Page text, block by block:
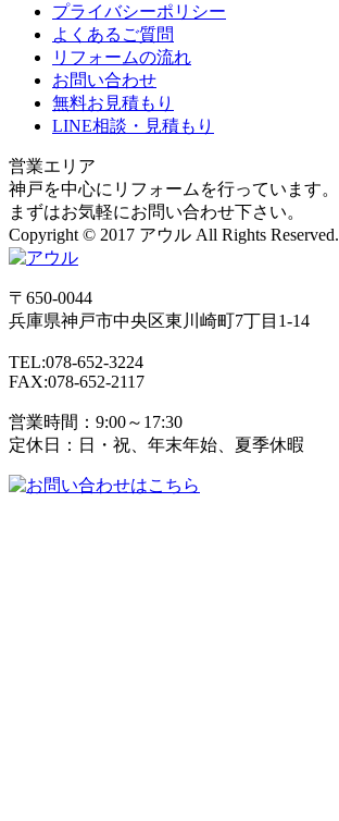
プライバシーポリシー
よくあるご質問
リフォームの流れ
お問い合わせ
無料お見積もり
LINE相談・見積もり
営業エリア
神戸を中心にリフォームを行っています。
まずはお気軽にお問い合わせ下さい。
Copyright © 2017 アウル All Rights Reserved.
〒650-0044
兵庫県神戸市中央区東川崎町7丁目1-14
TEL:078-652-3224
FAX:078-652-2117
営業時間：9:00～17:30
定休日：日・祝、年末年始、夏季休暇